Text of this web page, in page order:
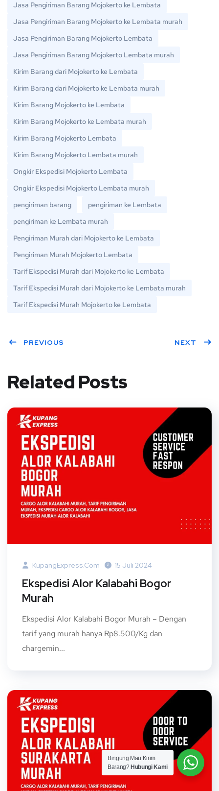
Jasa Pengiriman Barang Mojokerto ke Lembata
Jasa Pengiriman Barang Mojokerto ke Lembata murah
Jasa Pengiriman Barang Mojokerto Lembata
Jasa Pengiriman Barang Mojokerto Lembata murah
Kirim Barang dari Mojokerto ke Lembata
Kirim Barang dari Mojokerto ke Lembata murah
Kirim Barang Mojokerto ke Lembata
Kirim Barang Mojokerto ke Lembata murah
Kirim Barang Mojokerto Lembata
Kirim Barang Mojokerto Lembata murah
Ongkir Ekspedisi Mojokerto Lembata
Ongkir Ekspedisi Mojokerto Lembata murah
pengiriman barang
pengiriman ke Lembata
pengiriman ke Lembata murah
Pengiriman Murah dari Mojokerto ke Lembata
Pengiriman Murah Mojokerto Lembata
Tarif Ekspedisi Murah dari Mojokerto ke Lembata
Tarif Ekspedisi Murah dari Mojokerto ke Lembata murah
Tarif Ekspedisi Murah Mojokerto ke Lembata
PREVIOUS NEXT
Related Posts
KupangExpress.com 15 Juli 2024
Ekspedisi Alor Kalabahi Bogor
Murah
Ekspedisi Alor Kalabahi Bogor Murah – Dengan
tarif yang murah hanya Rp8.500/Kg dan
chargemin...
Bingung Mau Kirim
Barang? Hubungi Kami